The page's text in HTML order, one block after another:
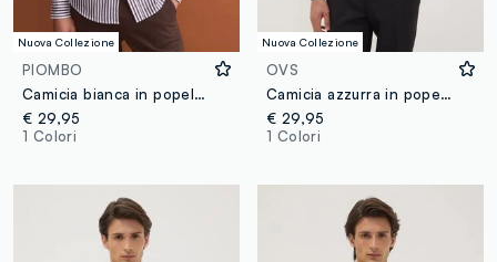
Nuova Collezione
PIOMBO
Camicia bianca in popeline di puro cotone a righe regular fit
€ 29,95
1 Colori
Nuova Collezione
OVS
Camicia azzurra in popeline di cotone elasticizzato con collo francese
€ 29,95
1 Colori